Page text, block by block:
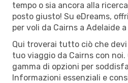
tempo o sia ancora alla
posto giusto! Su eDreams,
per voli da Cairns a Adelaide
Qui troverai tutto ciò che
tuo viaggio da Cairns con
gamma di opzioni per
Informazioni essenziali e